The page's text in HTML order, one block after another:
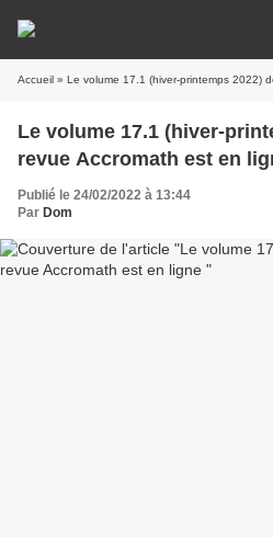
Accueil » Le volume 17.1 (hiver-printemps 2022)
Le volume 17.1 (hiver-
revue Accromath est en
Publié le 24/02/2022 à 13:44
Par Dom